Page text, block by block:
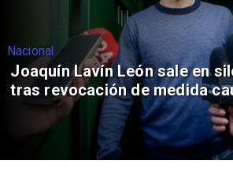
Nacional
Joaquín Lavín León sale en
tras revocación de medida